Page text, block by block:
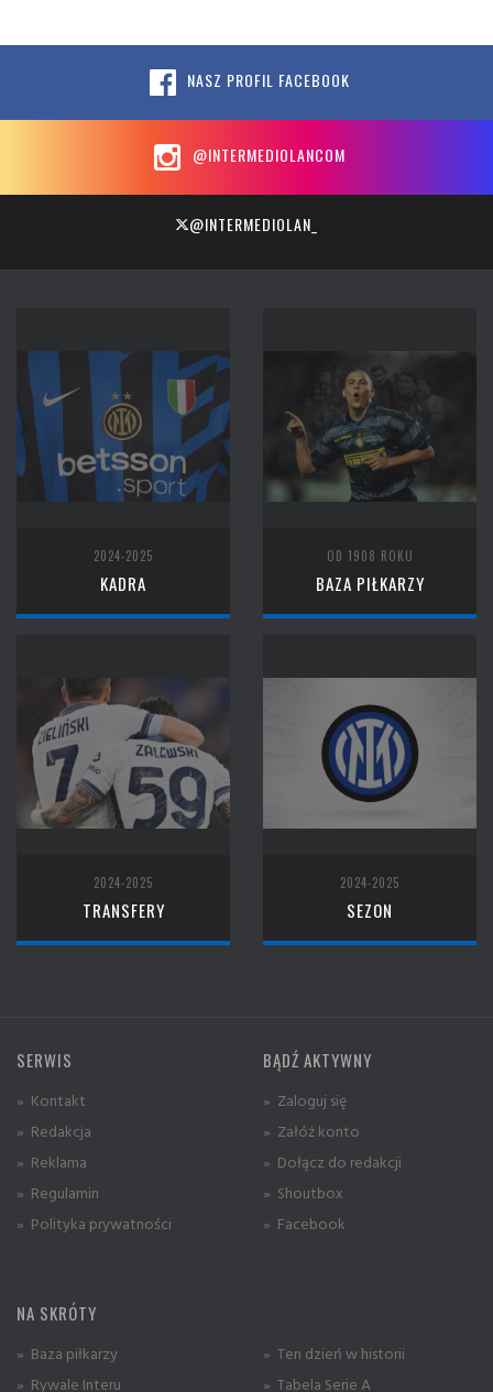
NASZ PROFIL FACEBOOK
@INTERMEDIOLANCOM
@INTERMEDIOLAN_
2024-2025
KADRA
OD 1908 ROKU
BAZA PIŁKARZY
2024-2025
TRANSFERY
2024-2025
SEZON
SERWIS
» Kontakt
» Redakcja
» Reklama
» Regulamin
» Polityka prywatności
BĄDŹ AKTYWNY
» Zaloguj się
» Załóż konto
» Dołącz do redakcji
» Shoutbox
» Facebook
NA SKRÓTY
» Baza piłkarzy
» Rywale Interu
» Ten dzień w historii
» Tabela Serie A